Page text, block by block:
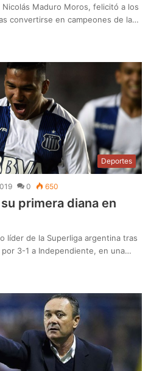
Maduro Moros, felicitó a los
convertirse en campeones de la…
Deportes
0 650
primera diana en
líder de la Superliga argentina tras
3-1 a Independiente, en una…